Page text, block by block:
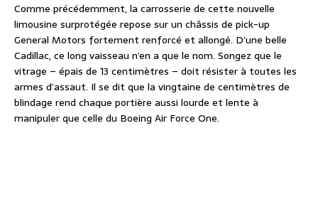
Comme précédemment, la carrosserie de cette nouvelle
limousine surprotégée repose sur un châssis de pick-up
General Motors fortement renforcé et allongé. D’une belle
Cadillac, ce long vaisseau n’en a que le nom. Songez que le
vitrage – épais de 13 centimètres – doit résister à toutes les
armes d’assaut. Il se dit que la vingtaine de centimètres de
blindage rend chaque portière aussi lourde et lente à
manipuler que celle du Boeing Air Force One.